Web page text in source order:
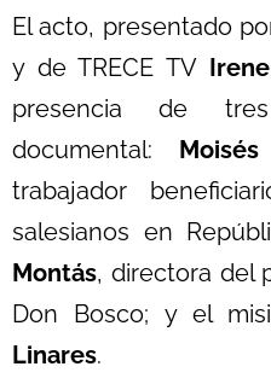
El acto, presentado
y de TRECE TV
presencia de
documental:
trabajador
salesianos en
Montás, directora del
Don Bosco; y el
Linares.